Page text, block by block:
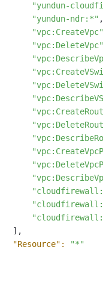
"yundun-
"yundun-ndr:*" ,
"vpc:CreateVpc"
"vpc:DeleteVpc"
],
"Resource":
"*"
依托云原生高可用架构,实现Dify私有化部署
个 AI 助手
在企业官网、通讯软件中为客户提供 AI 客服
即刻拥有